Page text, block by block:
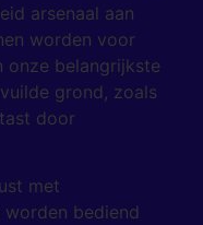
arsenaal aan
worden voor
onze belangrijkste
grond, zoals
door
met
bediend